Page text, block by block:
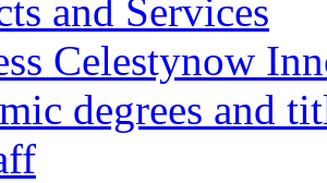
and Services
Celestynow
degrees and